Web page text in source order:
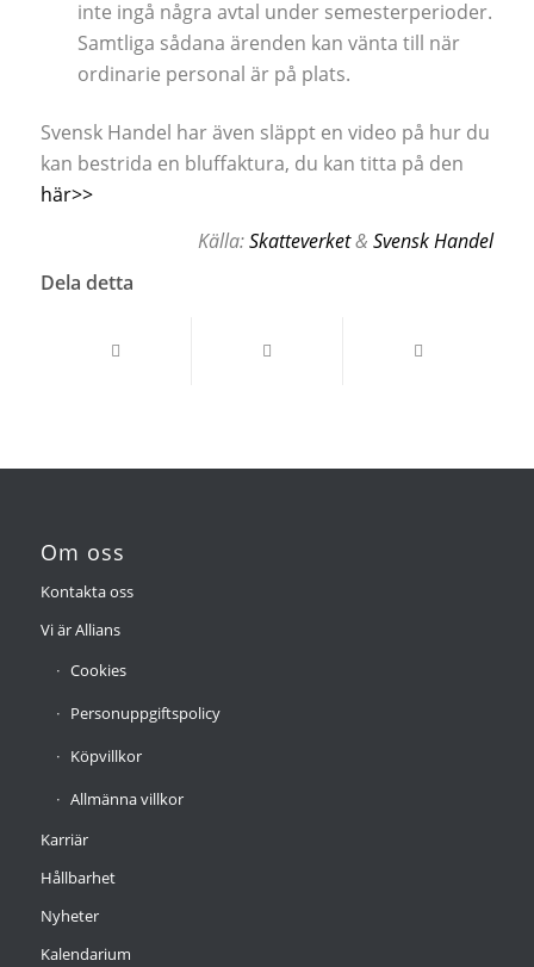
inte ingå några avtal under semesterperioder.
Samtliga sådana ärenden kan vänta till när
ordinarie personal är på plats.
Svensk Handel har även släppt en video på hur du
kan bestrida en bluffaktura, du kan titta på den
här>>
Källa:Skatteverket&Svensk Handel
Dela detta
Om oss
Kontakta oss
Vi är Allians
Cookies
Personuppgiftspolicy
Köpvillkor
Allmänna villkor
Karriär
Hållbarhet
Nyheter
Kalendarium